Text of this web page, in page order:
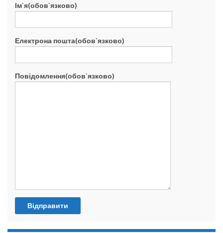
Ім`я(обов`язково)
Електрона пошта(обов`язково)
Повідомлення(обов`язково)